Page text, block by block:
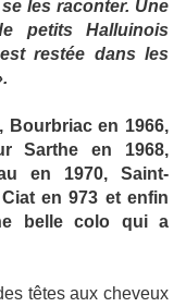
les raconter. Une
petits Halluinois
restée dans les
Bourbriac en 1966,
Sarthe en 1968,
en 1970, Saint-
en 973 et enfin
belle colo qui a
têtes aux cheveux